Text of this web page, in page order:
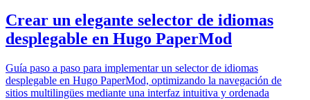
Crear un elegante selector de idiomas
desplegable en Hugo PaperMod
Guía paso a paso para implementar un selector de idiomas
desplegable en Hugo PaperMod, optimizando la navegación de
sitios multilingües mediante una interfaz intuitiva y ordenada